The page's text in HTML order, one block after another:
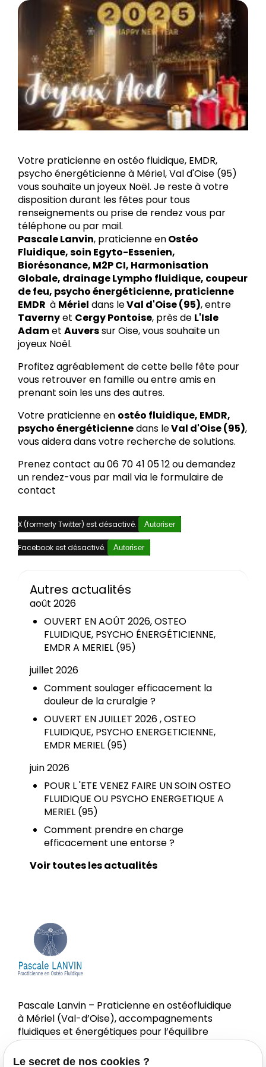
Votre praticienne en ostéo fluidique, EMDR,
psycho énergéticienne à Mériel, Val d'Oise (95)
vous souhaite un joyeux Noël. Je reste à votre
disposition durant les fêtes pour tous
renseignements ou prise de rendez vous par
téléphone ou par mail.
Pascale Lanvin, praticienne enOstéo
Fluidique, soin Egyto-Essenien,
Biorésonance, M2P CI, Harmonisation
Globale, drainage Lympho fluidique, coupeur
de feu, psycho énergéticienne, praticienne
EMDR à Mériel dans leVal d'Oise (95), entre
Tavernyet Cergy Pontoise, près de L'Isle
Adamet Auverssur Oise, vous souhaite un
joyeux Noêl.
Profitez agréablement de cette belle fête pour
vous retrouver en famille ou entre amis en
prenant soin les uns des autres.
Votre praticienne en ostéo fluidique, EMDR,
psycho énergéticiennedans leVal d'Oise (95),
vous aidera dans votre recherche de solutions.
Prenez contact au 06 70 41 05 12 ou demandez
un rendez-vous par mail via le formulaire de
contact
X (formerly Twitter) est désactivé. Autoriser
Facebook est désactivé. Autoriser
Autres actualités
août 2026
OUVERT EN AOÛT 2026, OSTEO
FLUIDIQUE, PSYCHO ÉNERGÉTICIENNE,
EMDR A MERIEL (95)
juillet 2026
Comment soulager efficacement la
douleur de la cruralgie ?
OUVERT EN JUILLET 2026 , OSTEO
FLUIDIQUE, PSYCHO ENERGETICIENNE,
EMDR MERIEL (95)
juin 2026
POUR L 'ETE VENEZ FAIRE UN SOIN OSTEO
FLUIDIQUE OU PSYCHO ENERGETIQUE A
MERIEL (95)
Comment prendre en charge
efficacement une entorse ?
Voir toutes les actualités
Pascale Lanvin – Praticienne en ostéofluidique
à Mériel (Val-d’Oise), accompagnements
fluidiques et énergétiques pour l’équilibre
corps-esprit.
Le secret de nos cookies ?